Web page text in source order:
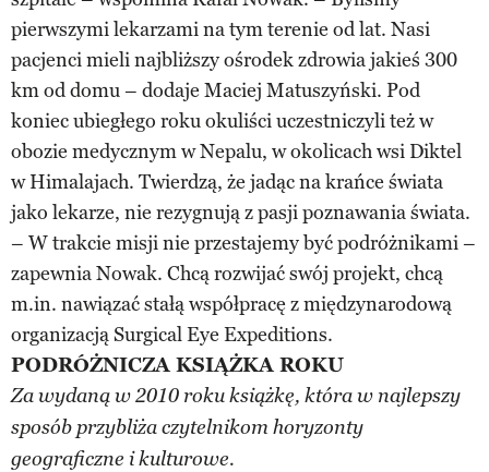
pierwszymi lekarzami na tym terenie od lat. Nasi
pacjenci mieli najbliższy ośrodek zdrowia jakieś 300
km od domu – dodaje Maciej Matuszyński. Pod
koniec ubiegłego roku okuliści uczestniczyli też w
obozie medycznym w Nepalu, w okolicach wsi Diktel
w Himalajach. Twierdzą, że jadąc na krańce świata
jako lekarze, nie rezygnują z pasji poznawania świata.
– W trakcie misji nie przestajemy być podróżnikami –
zapewnia Nowak. Chcą rozwijać swój projekt, chcą
m.in. nawiązać stałą współpracę z międzynarodową
organizacją Surgical Eye Expeditions.
PODRÓŻNICZA KSIĄŻKA ROKU
Za wydaną w 2010 roku książkę, która w najlepszy
sposób przybliża czytelnikom horyzonty
geograficzne i kulturowe.